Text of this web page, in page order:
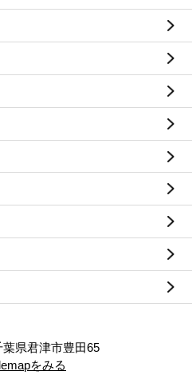
葉県君津市豊田65
をみる